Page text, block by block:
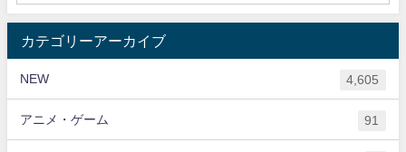
カテゴリーアーカイブ
NEW 4,605
アニメ・ゲーム 91